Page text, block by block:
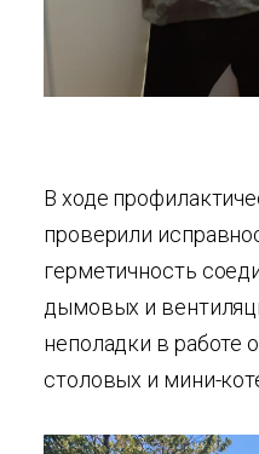
В ходе
проверили
герметичность
дымовых и
неполадки в работе
столовых и мини-